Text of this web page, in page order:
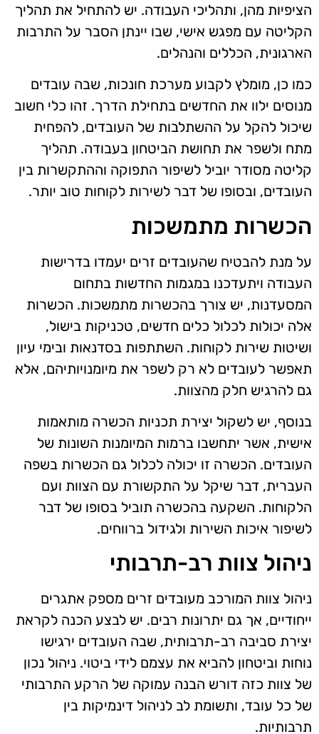
הציפיות מהן, ותהליכי העבודה. יש להתחיל את תהליך
הקליטה עם מפגש אישי, שבו יינתן הסבר על התרבות
הארגונית, הכללים והנהלים.
כמו כן, מומלץ לקבוע מערכת חונכות, שבה עובדים
מנוסים ילוו את החדשים בתחילת הדרך. זהו כלי חשוב
שיכול להקל על ההשתלבות של העובדים, להפחית
מתח ולשפר את תחושת הביטחון בעבודה. תהליך
קליטה מסודר יוביל לשיפור התפוקה וההתקשרות בין
העובדים, ובסופו של דבר לשירות לקוחות טוב יותר.
הכשרות מתמשכות
על מנת להבטיח שהעובדים זרים יעמדו בדרישות
העבודה ויתעדכנו במגמות החדשות בתחום
המסעדנות, יש צורך בהכשרות מתמשכות. הכשרות
אלה יכולות לכלול כלים חדשים, טכניקות בישול,
ושיטות שירות לקוחות. השתתפות בסדנאות ובימי עיון
תאפשר לעובדים לא רק לשפר את מיומנויותיהם, אלא
גם להרגיש חלק מהצוות.
בנוסף, יש לשקול יצירת תכניות הכשרה מותאמות
אישית, אשר יתחשבו ברמות המיומנות השונות של
העובדים. הכשרה זו יכולה לכלול גם הכשרות בשפה
העברית, דבר שיקל על התקשורת עם הצוות ועם
הלקוחות. השקעה בהכשרה תוביל בסופו של דבר
לשיפור איכות השירות ולגידול ברווחים.
ניהול צוות רב-תרבותי
ניהול צוות המורכב מעובדים זרים מספק אתגרים
ייחודיים, אך גם יתרונות רבים. יש לבצע הכנה לקראת
יצירת סביבה רב-תרבותית, שבה העובדים ירגישו
נוחות וביטחון להביא את עצמם לידי ביטוי. ניהול נכון
של צוות כזה דורש הבנה עמוקה של הרקע התרבותי
של כל עובד, ותשומת לב לניהול דינמיקות בין
תרבותיות.